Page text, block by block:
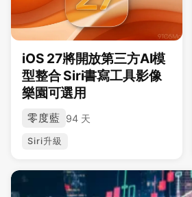
iOS 27將開放第三方AI模
型整合 Siri書寫工具影像
樂園可選用
零度藍 94 天
Siri升級